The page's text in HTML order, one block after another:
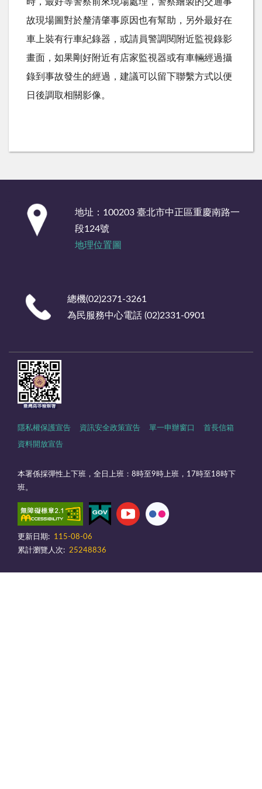
故現場圖對於釐清肇事原因也有幫助，另外最好在
車上裝有行車紀錄器，或請員警調閱附近監視錄影
畫面，如果剛好附近有店家監視器或有車輛經過攝
錄到事故發生的經過，建議可以留下聯繫方式以便
日後調取相關影像。
地址：100203 臺北市中正區重慶南路一
段124號
地理位置圖
總機(02)2371-3261
為民服務中心電話 (02)2331-0901
隱私權保護宣告 資訊安全政策宣告 單一申辦窗口 首長信箱
資料開放宣告
本署係採彈性上下班，全日上班：8時至9時上班，17時至18時下
班。
更新日期:
115-08-06
累計瀏覽人次: 25248836